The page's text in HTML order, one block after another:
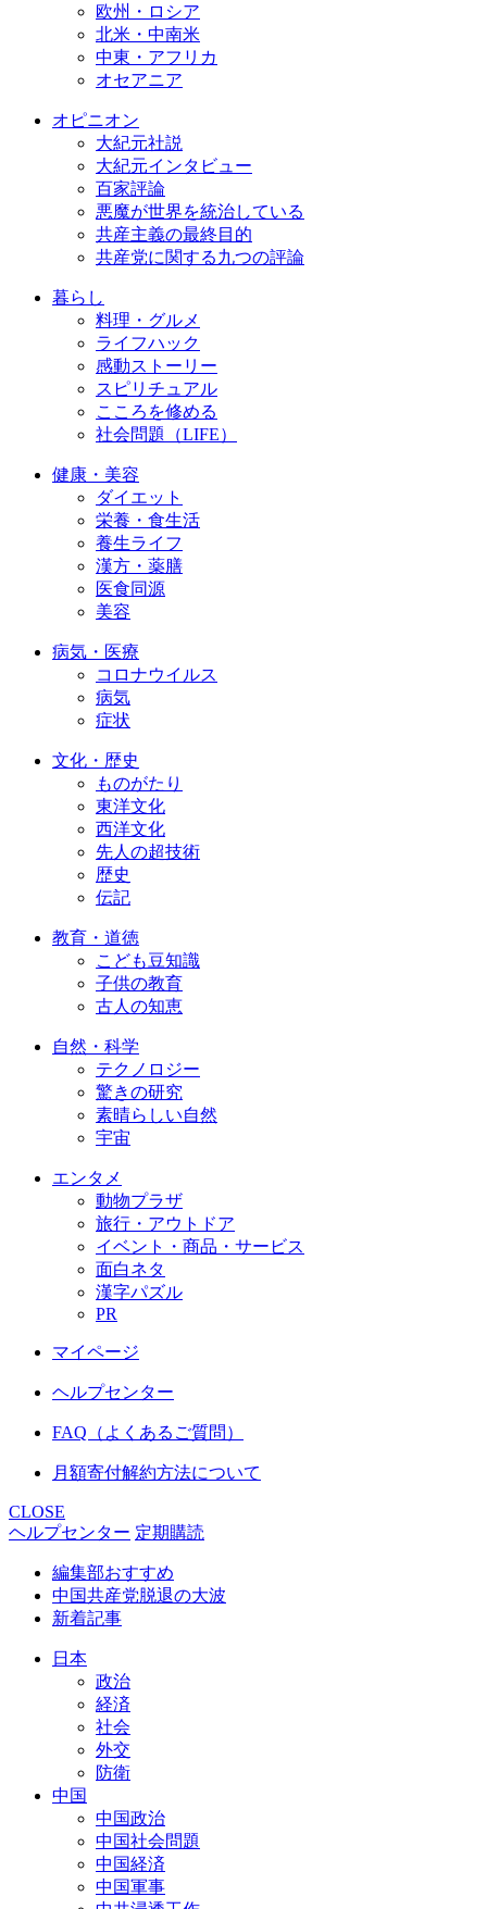
欧州・ロシア
北米・中南米
中東・アフリカ
オセアニア
オピニオン
大紀元社説
大紀元インタビュー
百家評論
悪魔が世界を統治している
共産主義の最終目的
共産党に関する九つの評論
暮らし
料理・グルメ
ライフハック
感動ストーリー
スピリチュアル
こころを修める
社会問題（LIFE）
健康・美容
ダイエット
栄養・食生活
養生ライフ
漢方・薬膳
医食同源
美容
病気・医療
コロナウイルス
病気
症状
文化・歴史
ものがたり
東洋文化
西洋文化
先人の超技術
歴史
伝記
教育・道徳
こども豆知識
子供の教育
古人の知恵
自然・科学
テクノロジー
驚きの研究
素晴らしい自然
宇宙
エンタメ
動物プラザ
旅行・アウトドア
イベント・商品・サービス
面白ネタ
漢字パズル
PR
マイページ
ヘルプセンター
FAQ（よくあるご質問）
月額寄付解約方法について
CLOSE
ヘルプセンター 定期購読
編集部おすすめ
中国共産党脱退の大波
新着記事
日本
政治
経済
社会
外交
防衛
中国
中国政治
中国社会問題
中国経済
中国軍事